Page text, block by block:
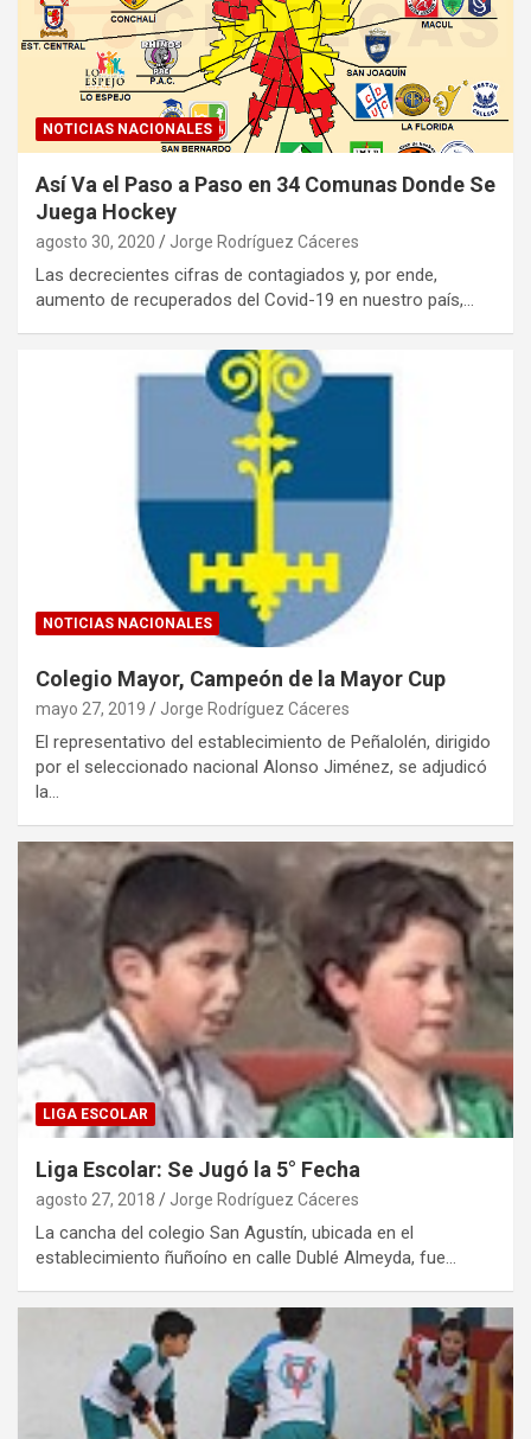
NOTICIAS NACIONALES
Así Va el Paso a Paso en 34 Comunas Donde Se
Juega Hockey
agosto 30, 2020 Jorge Rodríguez Cáceres
Las decrecientes cifras de contagiados y, por ende,
aumento de recuperados del Covid-19 en nuestro país,…
NOTICIAS NACIONALES
Colegio Mayor, Campeón de la Mayor Cup
mayo 27, 2019 Jorge Rodríguez Cáceres
El representativo del establecimiento de Peñalolén, dirigido
por el seleccionado nacional Alonso Jiménez, se adjudicó
la…
LIGA ESCOLAR
Liga Escolar: Se Jugó la 5° Fecha
agosto 27, 2018 Jorge Rodríguez Cáceres
La cancha del colegio San Agustín, ubicada en el
establecimiento ñuñoíno en calle Dublé Almeyda, fue…